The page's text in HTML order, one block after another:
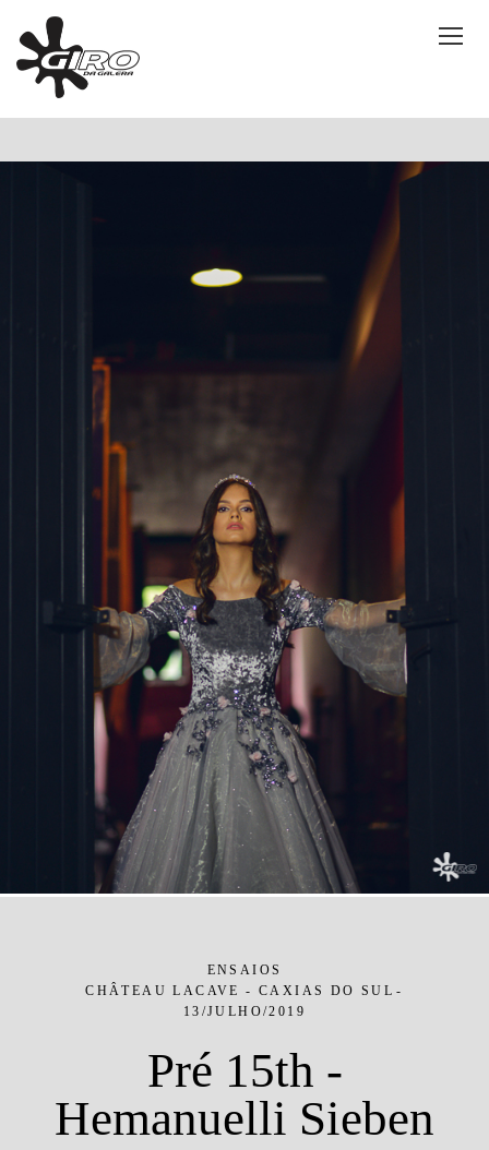
ENSAIOS
CHÂTEAU LACAVE - CAXIAS DO SUL
13/JULHO/2019
Pré 15th -
Hemanuelli Sieben